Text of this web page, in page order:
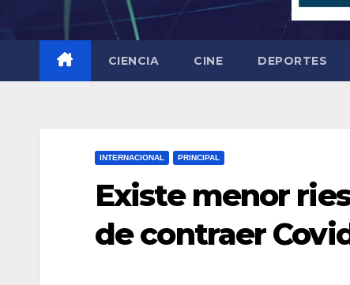
CIENCIA CINE DEPORTES
INTERNACIONAL PRINCIPAL
Existe menor
de contraer